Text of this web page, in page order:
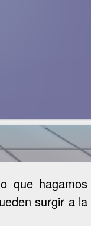
que hagamos
surgir a la